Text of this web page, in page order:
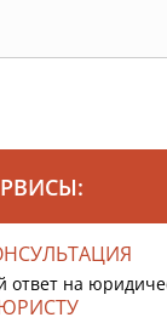
ответ на